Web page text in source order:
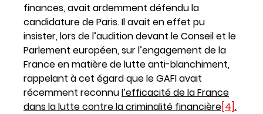
finances, avait ardemment défendu la
candidature de Paris. Il avait en effet pu
insister, lors de l’audition devant le Conseil et le
Parlement européen, sur l’engagement de la
France en matière de lutte anti-blanchiment,
rappelant à cet égard que le GAFI avait
récemment reconnul’efficacité de la France
dans la lutte contre la criminalité financière[4].